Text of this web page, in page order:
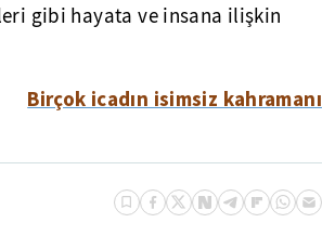
gibi hayata ve insana ilişkin
Birçok icadın isimsiz kahramanı